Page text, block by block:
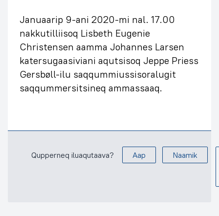
Januaarip 9-ani 2020-mi nal. 17.00
nakkutilliisoq Lisbeth Eugenie
Christensen aamma Johannes Larsen
katersugaasiviani aqutsisoq Jeppe Priess
Gersbøll-ilu saqqummiussisoralugit
saqqummersitsineq ammassaaq.
Qupperneq iluaqutaava? Aap Naamik